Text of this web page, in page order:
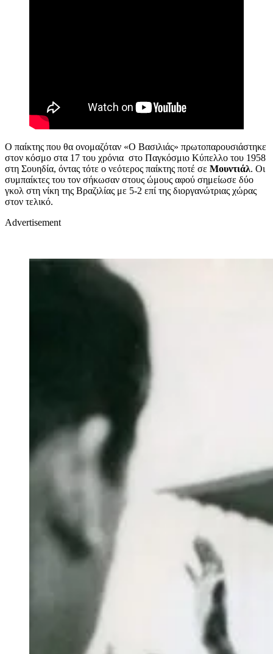
Ο παίκτης που θα ονομαζόταν «Ο Βασιλιάς» πρωτοπαρουσιάστηκε
στον κόσμο στα 17 του χρόνια στο Παγκόσμιο Κύπελλο του 1958
στη Σουηδία, όντας τότε ο νεότερος παίκτης ποτέ σε Μουντιάλ. Οι
συμπαίκτες του τον σήκωσαν στους ώμους αφού σημείωσε δύο
γκολ στη νίκη της Βραζιλίας με 5-2 επί της διοργανώτριας χώρας
στον τελικό.
Advertisement